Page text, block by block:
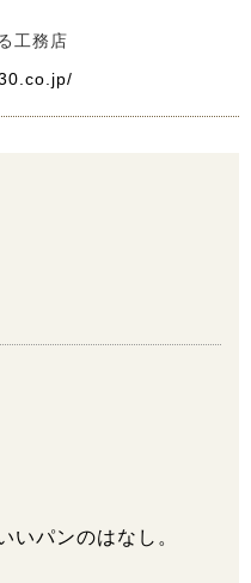
工務店
いパンのはなし。